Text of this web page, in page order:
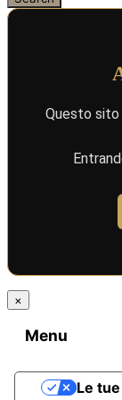
Questo
×
Menu
Le